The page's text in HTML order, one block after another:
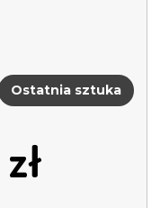
Ostatnia sztuka
zł